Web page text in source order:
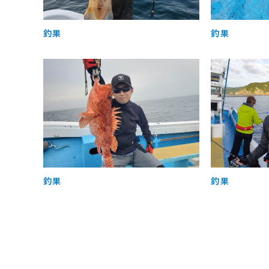
釣果 釣果
釣果 釣果